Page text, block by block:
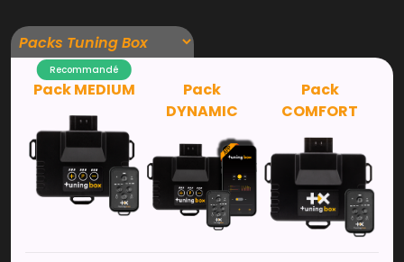
Recommandé
Pack MEDIUM
Pack
DYNAMIC
Pack
COMFORT